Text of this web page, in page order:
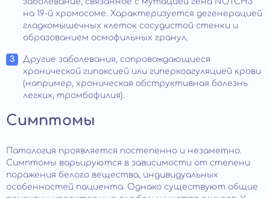
на 19-й хромосоме. Характеризуется дегенерацией
гладкомышечных клеток сосудистой стенки и
образованием осмофильных гранул.
Другие заболевания, сопровождающиеся
хронической гипоксией или гиперкоагуляцией крови
(например, хроническая обструктивная болезнь
легких, тромбофилия).
Симптомы
Патология проявляется постепенно и незаметно.
Симптомы варьируются в зависимости от степени
поражения белого вещества, индивидуальных
особенностей пациента. Однако существуют общие